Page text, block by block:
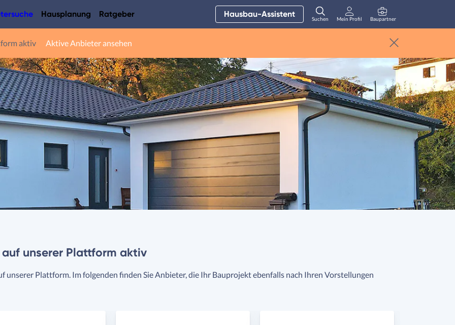
Hausplanung Ratgeber Hausbau-Assistent Suchen Mein Profil Baupartner
aktiv Aktive Anbieter ansehen
unserer Plattform aktiv
Plattform. Im folgenden finden Sie Anbieter, die Ihr Bauprojekt ebenfalls nach Ihren Vorstellungen